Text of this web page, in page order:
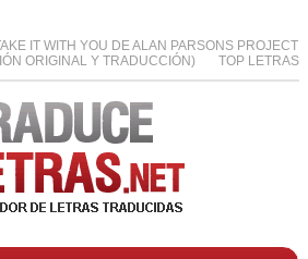
IT WITH YOU DE ALAN PARSONS PROJECT
ORIGINAL Y TRADUCCIÓN)
TOP LETRAS